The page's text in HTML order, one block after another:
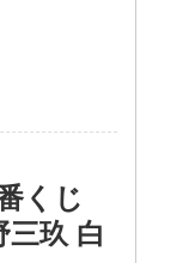
くじ
玖 白